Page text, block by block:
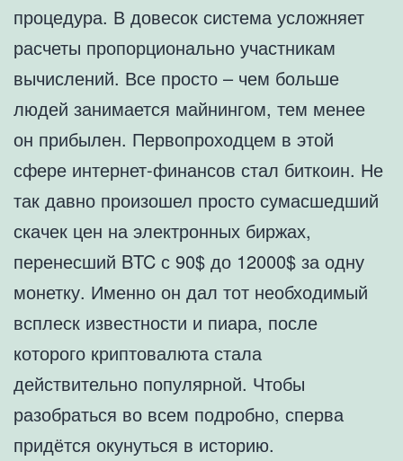
процедура. В довесок система усложняет
расчеты пропорционально участникам
вычислений. Все просто – чем больше
людей занимается майнингом, тем менее
он прибылен. Первопроходцем в этой
сфере интернет-финансов стал биткоин. Не
так давно произошел просто сумасшедший
скачек цен на электронных биржах,
перенесший BTC с 90$ до 12000$ за одну
монетку. Именно он дал тот необходимый
всплеск известности и пиара, после
которого криптовалюта стала
действительно популярной. Чтобы
разобраться во всем подробно, сперва
придётся окунуться в историю.